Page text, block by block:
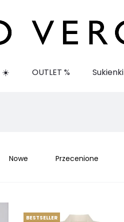
☀️ OUTLET % Sukienki
Nowe Przecenione
BESTSELLER